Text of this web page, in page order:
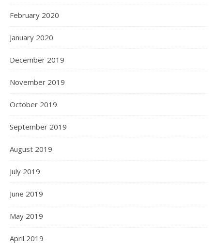
February 2020
January 2020
December 2019
November 2019
October 2019
September 2019
August 2019
July 2019
June 2019
May 2019
April 2019